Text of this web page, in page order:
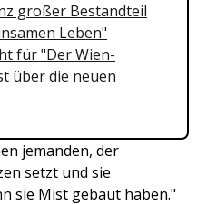
großer Bestandteil
Leben"
für "Der Wien-
über die neuen
jemanden, der
setzt und sie
sie Mist gebaut haben."